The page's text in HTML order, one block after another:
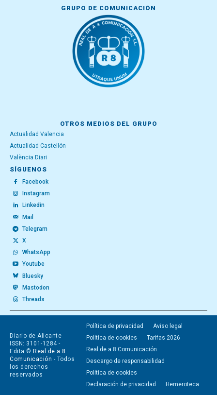
GRUPO DE COMUNICACIÓN
OTROS MEDIOS DEL GRUPO
Actualidad Valencia
Actualidad Castellón
València Diari
SÍGUENOS
Facebook
Instagram
Linkedin
Mail
Telegram
X
WhatsApp
Youtube
Bluesky
Mastodon
Threads
Diario de Alicante
ISSN: 3101-1284 -
Edita © Real de a 8
Comunicación - Todos
los derechos
reservados
Política de privacidad
Aviso legal
Política de cookies
Tarifas 2026
Real de a 8 Comunicación
Descargo de responsabilidad
Política de cookies
Declaración de privacidad
Hemeroteca